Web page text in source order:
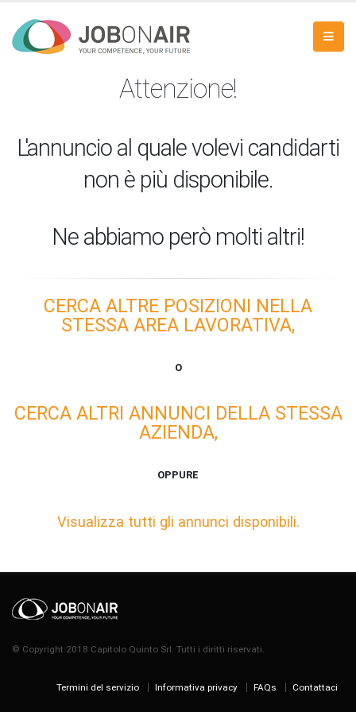
Attenzione!
L'annuncio al quale volevi candidarti
non è più disponibile.
Ne abbiamo però molti altri!
CERCA ALTRE POSIZIONI NELLA
STESSA AREA LAVORATIVA,
O
CERCA ALTRI ANNUNCI DELLA STESSA
AZIENDA,
OPPURE
Visualizza tutti gli annunci disponibili.
© Copyright 2018 Capitolo Quinto Srl. Tutti i diritti riservati.
Termini del servizio Informativa privacy FAQs Contattaci